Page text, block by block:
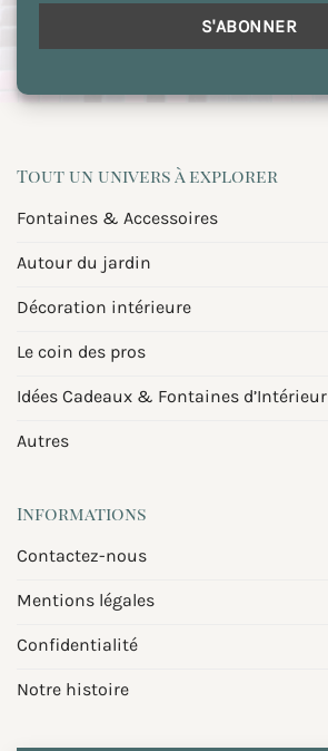
Tout un univers à explorer
Fontaines & Accessoires
Autour du jardin
Décoration intérieure
Le coin des pros
Idées Cadeaux & Fontaines d’Intérieur
Autres
Informations
Contactez-nous
Mentions légales
Confidentialité
Notre histoire